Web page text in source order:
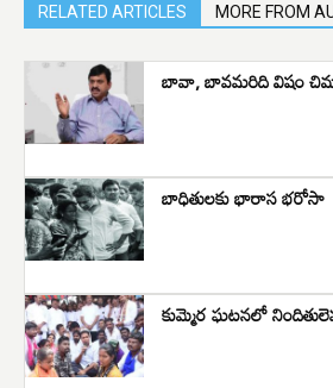
RELATED ARTICLES MORE FROM
బావా, బావమరిది విషం
బాధితులకు భారాస భరోసా
కుమ్మెర ఘటనలో